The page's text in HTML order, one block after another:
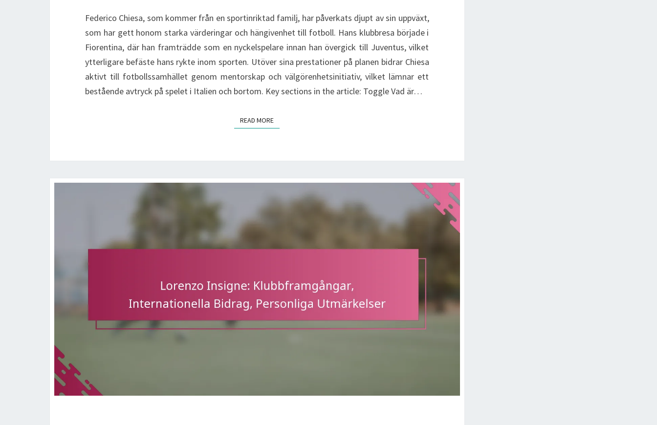
Federico Chiesa, som kommer från en sportinriktad familj, har påverkats djupt av sin uppväxt,
som har gett honom starka värderingar och hängivenhet till fotboll. Hans klubbresa började i
Fiorentina, där han framträdde som en nyckelspelare innan han övergick till Juventus, vilket
ytterligare befäste hans rykte inom sporten. Utöver sina prestationer på planen bidrar Chiesa
aktivt till fotbollssamhället genom mentorskap och välgörenhetsinitiativ, vilket lämnar ett
bestående avtryck på spelet i Italien och bortom. Key sections in the article: Toggle Vad är…
READ MOREREAD MORE